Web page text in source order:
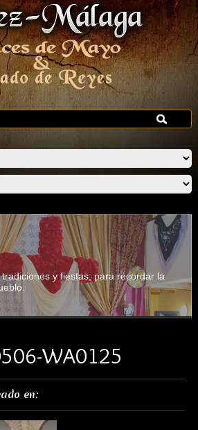
y fiestas, para recordar la
WA0125
en: